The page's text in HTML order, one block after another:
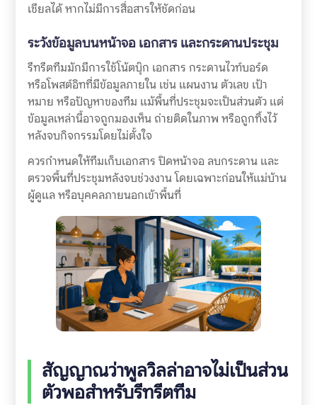
เชียลได้ หากไม่มีการสื่อสารให้ชัดก่อน
ระวังข้อมูลบนหน้าจอ เอกสาร และกระดานประชุม
รีทรีตทีมมักมีการใช้โน้ตบุ๊ก เอกสาร กระดานไวท์บอร์ด
หรือโพสต์อิทที่มีข้อมูลภายใน เช่น แผนงาน ตัวเลข เป้า
หมาย หรือปัญหาของทีม แม้พื้นที่ประชุมจะเป็นส่วนตัว แต่
ข้อมูลเหล่านี้อาจถูกมองเห็น ถ่ายติดในภาพ หรือถูกทิ้งไว้
หลังจบกิจกรรมโดยไม่ตั้งใจ
ควรกำหนดให้ทีมเก็บเอกสาร ปิดหน้าจอ ลบกระดาน และ
ตรวจพื้นที่ประชุมหลังจบช่วงงาน โดยเฉพาะก่อนให้แม่บ้าน
ผู้ดูแล หรือบุคคลภายนอกเข้าพื้นที่
สัญญาณว่าพูลวิลล่าอาจไม่เป็นส่วน
ตัวพอสำหรับรีทรีตทีม